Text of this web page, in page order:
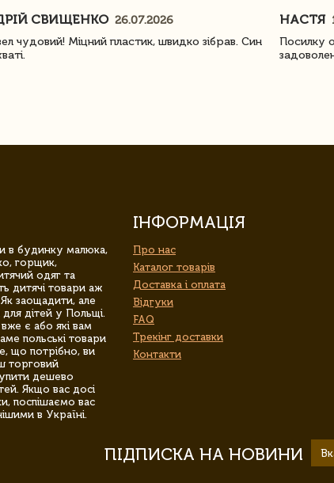
СВИЩЕНКО 26.07.2026
чудовий! Міцний пластик, швидко зібрав. Син
НАСТЯ
Посилку
в будинку малюка,
горщик,
одяг та
дитячі товари аж
заощадити, але
дітей у Польщі.
є або які вам
польські товари
що потрібно, ви
торговий
дешево
Якщо вас досі
поспішаємо вас
в Україні.
ІНФОРМАЦІЯ
Про нас
Каталог товарів
Доставка і оплата
Відгуки
FAQ
Трекінг доставки
Контакти
ПІДПИСКА НА НОВИНИ